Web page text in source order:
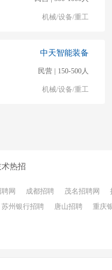
机械/设备/重工
中天智能装备
民营 | 150-500人
机械/设备/重工
热招
网 成都招聘 茂名招聘网
苏州银行招聘 唐山招聘 重庆